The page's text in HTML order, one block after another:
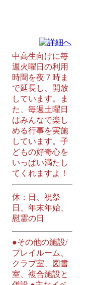
中高生向けに毎
週火曜日の利用
時間を夜７時ま
で延長し、開放
しています。ま
た、毎週土曜日
はみんなで楽し
める行事を実施
しています。子
どもの好奇心を
いっぱい満たし
てくれますよ！
休：日、祝祭
日、年末年始、
慰霊の日
●その他の施設/
プレイルーム、
クラブ室、図書
室、複合施設と